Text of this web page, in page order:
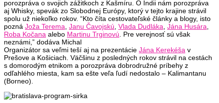
porozpráva o svojich zážitkoch z Kašmíru. O Indii nám porozpráva
aj Whisky, spevák zo Slobodnej Európy, ktorý v tejto krajine strávil
spolu už niekoľko rokov. “Kto číta cestovateľské články a blogy, isto
pozná Joža Terema Janu Čavojskú Vlada Dudláka Jána Husára
Roba Kočana alebo Martinu Trginovú . Pre verejnosť sú však
neznámi,” dodáva Michal
Organizátor sa veľmi teší aj na prezentácie Jána Kerekéša v
Prešove a Košiciach. Väčšinu z posledných rokov strávil na cestách
s domorodým etnikom a porozpráva dobrodružné príbehy z
odľahlého miesta, kam sa ešte veľa ľudí nedostalo – Kalimantanu
(Borneo).